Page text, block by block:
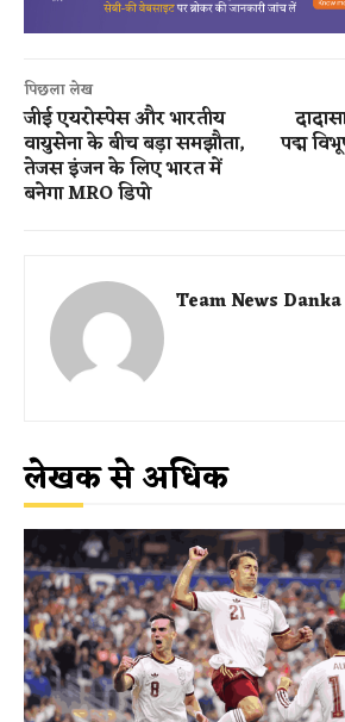
पिछला लेख
जीई एयरोस्पेस और भारतीय
वायुसेना के बीच बड़ा समझौता,
तेजस इंजन के लिए भारत में
बनेगा MRO डिपो
पद्म
Team News Danka
लेखक से अधिक